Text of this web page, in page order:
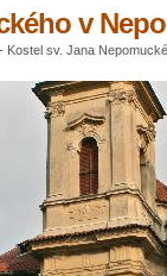
v
- Kostel sv. Jana